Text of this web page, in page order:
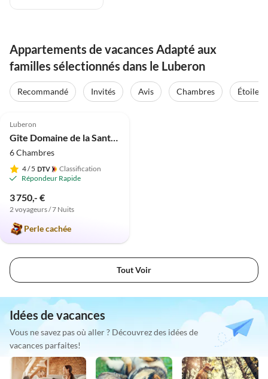
Appartements de vacances Adapté aux
familles sélectionnés dans le Luberon
Recommandé Invités Avis Chambres
Étoiles
Luberon
Gîte Domaine de la Santonne
6 Chambres
4/ 5
Classification
Répondeur Rapide
3 750,- €
2 voyageurs / 7 Nuits
Perle cachée
Tout Voir
Idées de vacances
Vous ne savez pas où aller ? Découvrez des idées de
vacances parfaites!